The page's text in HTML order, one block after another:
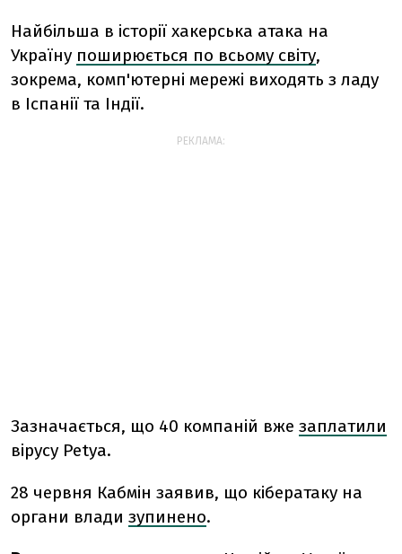
Найбільша в історії хакерська атака на
Україну поширюється по всьому світу,
зокрема, комп'ютерні мережі виходять з ладу
в Іспанії та Індії.
РЕКЛАМА:
Зазначається, що 40 компаній вже заплатили
вірусу Petya.
28 червня Кабмін заявив, що кібератаку на
органи влади зупинено.